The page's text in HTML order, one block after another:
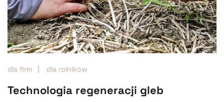
dla firm dla rolników
Technologia regeneracji gleb